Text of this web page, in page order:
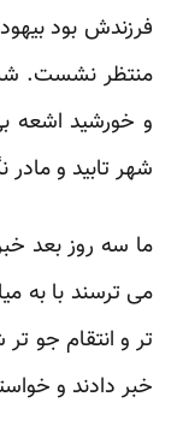
فرزندش بود
منتظر نشست.
و خورشید اشعه
شهر تابید و مادر
ما سه روز بعد
می ترسند با به
تر و انتقام جو
خبر دادند و